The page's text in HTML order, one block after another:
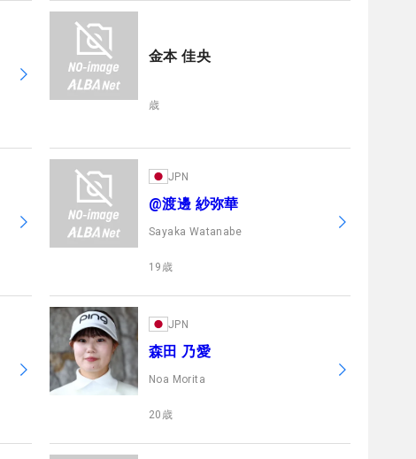
金本 佳央
歳
JPN
@渡邊 紗弥華
Sayaka Watanabe
19 歳
JPN
森田 乃愛
Noa Morita
20 歳